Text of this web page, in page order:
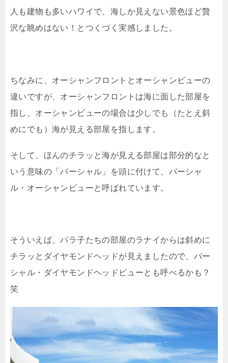
人も建物も多いハワイで、海しか見えない景色ほど贅
沢な眺めはない！とつくづく実感しました。
ちなみに、オーシャンフロントとオーシャンビューの
違いですが、オーシャンフロントは海に面した部屋を
指し、オーシャンビューの場合は少しでも（たとえ斜
めにでも）海が見える部屋を指します。
そして、ほんのチラッと海が見える部屋は部分的なと
いう意味の「パーシャル」を頭に付けて、パーシャ
ル・オーシャンビューと呼ばれています。
そういえば、パラ子たちの部屋のラナイからは斜めに
チラッとダイヤモンドヘッドが見えましたので、パー
シャル・ダイヤモンドヘッドビューとも呼べるかも？
笑